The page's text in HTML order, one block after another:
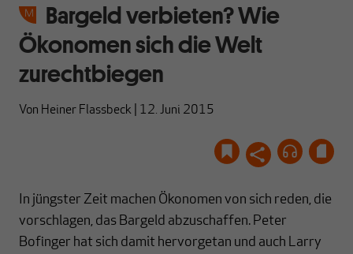
Bargeld verbieten? Wie
Ökonomen sich die Welt
zurechtbiegen
Von Heiner Flassbeck 12. Juni 2015
In jüngster Zeit machen Ökonomen von sich reden, die
vorschlagen, das Bargeld abzuschaffen. Peter
Bofinger hat sich damit hervorgetan und auch Larry